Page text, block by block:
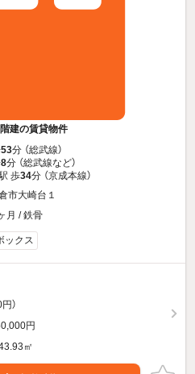
建の賃貸物件
53分 （総武線）
8分 （総武線など）
歩34分 （京成本線）
市大崎台１
月 / 鉄骨
ックス
）
円
㎡